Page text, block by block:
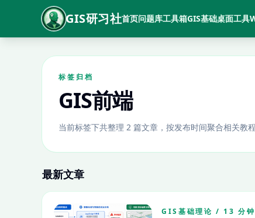
GIS研习社首页问题库工具箱GIS基础桌面工具
标签归档
GIS前端
当前标签下共整理 2 篇文章，按发布时间聚合相关教
最新文章
GIS基础理论 / 13 分钟